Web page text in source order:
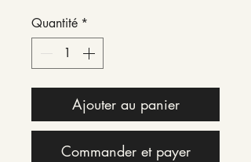
Quantité *
Ajouter au panier
Commander et payer